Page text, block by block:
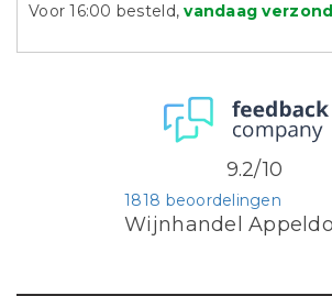
Voor 16:00 besteld,vandaag
Wijnhandel
1818 beoordelingen
9.2/10